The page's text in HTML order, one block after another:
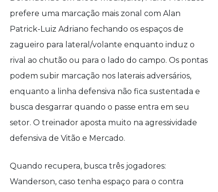
prefere uma marcação mais zonal com Alan
Patrick-Luiz Adriano fechando os espaços de
zagueiro para lateral/volante enquanto induz o
rival ao chutão ou para o lado do campo. Os pontas
podem subir marcação nos laterais adversários,
enquanto a linha defensiva não fica sustentada e
busca desgarrar quando o passe entra em seu
setor. O treinador aposta muito na agressividade
defensiva de Vitão e Mercado.
Quando recupera, busca três jogadores:
Wanderson, caso tenha espaço para o contra